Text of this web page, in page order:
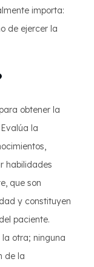
importa:
de ejercer la
obtener la
la
habilidades
que son
y constituyen
paciente.
otra; ninguna
de la